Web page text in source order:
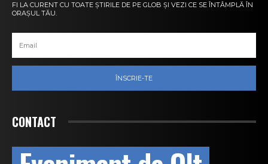
FI LA CURENT CU TOATE ȘTIRILE DE PE GLOB ȘI VEZI CE SE ÎNTÂMPLĂ ÎN
ORAȘUL TĂU.
ÎNSCRIE-TE
CONTACT